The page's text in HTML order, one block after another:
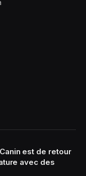
est de retour
avec des